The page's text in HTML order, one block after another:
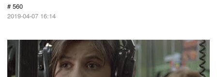
# 560
2019-04-07 16:14